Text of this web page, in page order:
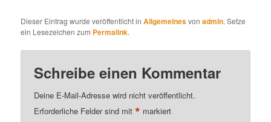
Dieser Eintrag wurde veröffentlicht inAllgemeinesvonadmin. Setze
ein Lesezeichen zum Permalink.
Schreibe einen Kommentar
Deine E-Mail-Adresse wird nicht veröffentlicht.
Erforderliche Felder sind mit* markiert